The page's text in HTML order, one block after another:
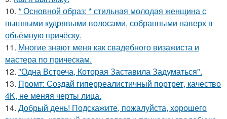
10. * Основной образ: * стильная молодая женщина с
пышными кудрявыми волосами, собранными наверх в
объёмную причёску.
11. Многие знают меня как свадебного визажиста и
мастера по прическам.
12. "Одна Встреча, Которая Заставила Задуматься".
13. Промт: Создай гиперреалистичный портрет, качество
4K, не меняя черты лица.
14. Добрый день! Подскажите, пожалуйста, хорошего